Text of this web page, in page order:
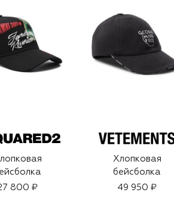
800 ₽
Хлопковая
бейсболка
49 950 ₽